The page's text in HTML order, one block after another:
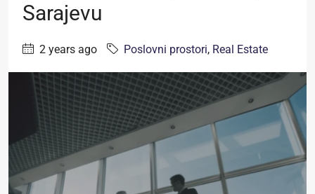
Sarajevu
2 years ago Poslovni prostori, Real Estate